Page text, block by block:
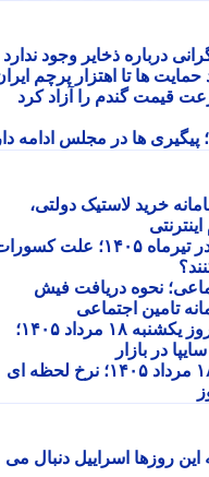
درباره ذخایر وجود ندارد
ها تا اهتزار پرچم ایران
گندم را آزاد کرد
ها در مجلس ادامه دارد
لینک سامانه خرید لاستیک دولتی،
کسر از حقوق بازنشستگان کشوری در تیرماه ۱۴۰۵؛ علت کسورات
نحوه دریافت فیش
اجتماعی
قیمت خودرو ایران خودرو و سایپا امروز یکشنبه ۱۸ مرداد ۱۴۰۵؛
بازار
قیمت طلای ۱۸ عیار امروز یکشنبه ۱۸ مرداد ۱۴۰۵؛ نرخ لحظه ای
اسراییل دنبال می